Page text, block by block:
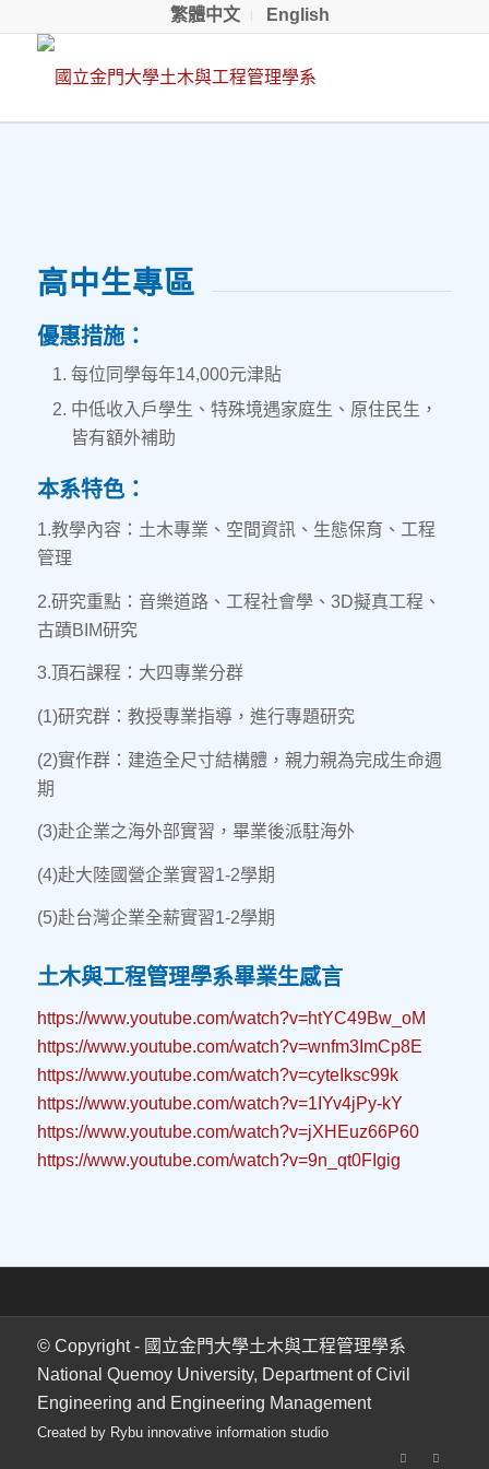
繁體中文 English
高中生專區
優惠措施：
每位同學每年14,000元津貼
中低收入戶學生、特殊境遇家庭生、原住民生，
皆有額外補助
本系特色：
1.教學內容：土木專業、空間資訊、生態保育、工程
管理
2.研究重點：音樂道路、工程社會學、3D擬真工程、
古蹟BIM研究
3.頂石課程：大四專業分群
(1)研究群：教授專業指導，進行專題研究
(2)實作群：建造全尺寸結構體，親力親為完成生命週
期
(3)赴企業之海外部實習，畢業後派駐海外
(4)赴大陸國營企業實習1-2學期
(5)赴台灣企業全薪實習1-2學期
土木與工程管理學系畢業生感言
https://www.youtube.com/watch?v=htYC49Bw_oM
https://www.youtube.com/watch?v=wnfm3ImCp8E
https://www.youtube.com/watch?v=cyteIksc99k
https://www.youtube.com/watch?v=1IYv4jPy-kY
https://www.youtube.com/watch?v=jXHEuz66P60
https://www.youtube.com/watch?v=9n_qt0FIgig
© Copyright - 國立金門大學土木與工程管理學系
National Quemoy University, Department of Civil
Engineering and Engineering Management
Created by Rybu innovative information studio